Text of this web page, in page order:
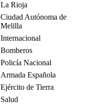
La Rioja
Ciudad Autónoma de
Melilla
Internacional
Bomberos
Policía Nacional
Armada Española
Ejército de Tierra
Salud